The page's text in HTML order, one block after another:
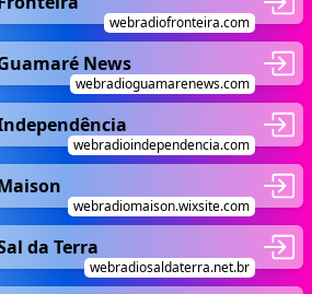
webradiofronteira.com
News
webradioguamarenews.com
webradioindependencia.com
webradiomaison.wixsite.com
da Terra
webradiosaldaterra.net.br